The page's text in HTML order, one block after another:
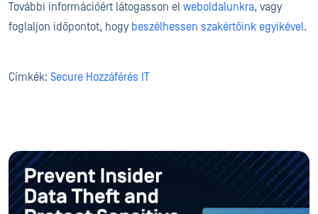
További információért látogasson el weboldalunkra, vagy
foglaljon időpontot, hogy beszélhessen szakértőink egyikével.
Címkék: Secure Hozzáférés IT